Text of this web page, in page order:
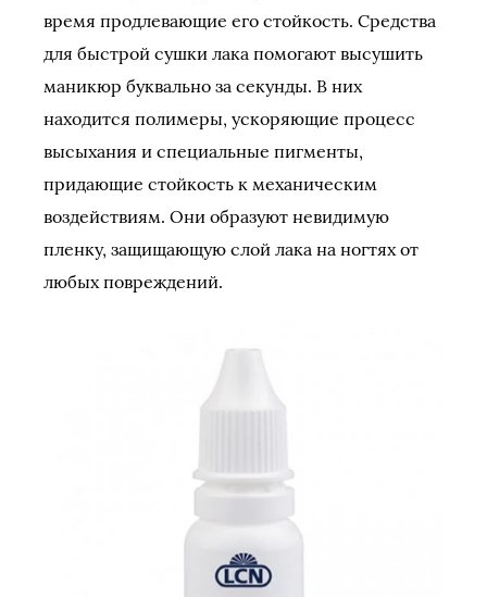
время продлевающие его стойкость. Средства
для быстрой сушки лака помогают высушить
маникюр буквально за секунды. В них
находится полимеры, ускоряющие процесс
высыхания и специальные пигменты,
придающие стойкость к механическим
воздействиям. Они образуют невидимую
пленку, защищающую слой лака на ногтях от
любых повреждений.